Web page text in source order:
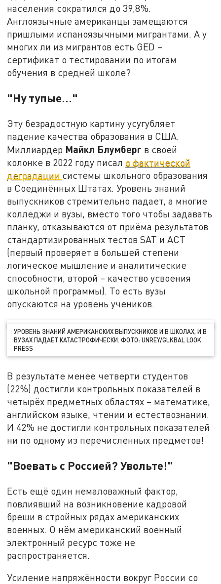
населения сократился до 39,8%.
Англоязычные американцы замещаются
пришлыми испаноязычными мигрантами. А у
многих ли из мигрантов есть GED –
сертификат о тестировании по итогам
обучения в средней школе?
"Ну тупые…"
Эту безрадостную картину усугубляет
падение качества образования в США.
Миллиардер Майкл Блумберг в своей
колонке в 2022 году писал о фактической
деградации системы школьного образования
в Соединённых Штатах. Уровень знаний
выпускников стремительно падает, а многие
колледжи и вузы, вместо того чтобы задавать
планку, отказываются от приёма результатов
стандартизированных тестов SAT и ACT
(первый проверяет в большей степени
логическое мышление и аналитические
способности, второй – качество усвоения
школьной программы). То есть вузы
опускаются на уровень учеников.
УРОВЕНЬ ЗНАНИЙ АМЕРИКАНСКИХ ВЫПУСКНИКОВ И В ШКОЛАХ, И В
ВУЗАХ ПАДАЕТ КАТАСТРОФИЧЕСКИ. ФОТО: UNREY/GLKBAL LOOK
PRESS
В результате менее четверти студентов
(22%) достигли контрольных показателей в
четырёх предметных областях – математике,
английском языке, чтении и естествознании.
И 42% не достигли контрольных показателей
ни по одному из перечисленных предметов!
"Воевать с Россией? Увольте!"
Есть ещё один немаловажный фактор,
повлиявший на возникновение кадровой
бреши в стройных рядах американских
военных. О нём американский военный
электронный ресурс тоже не
распространяется.
Усиление напряжённости вокруг России со